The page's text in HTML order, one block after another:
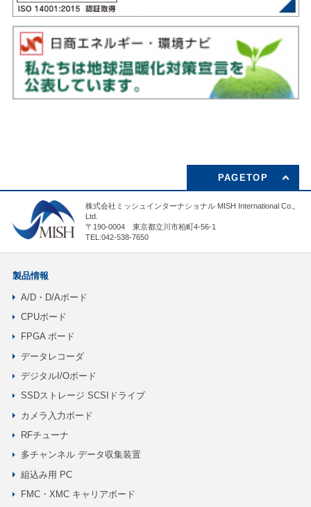
PAGETOP
株式会社ミッシュインターナショナル MISH International Co.,
Ltd.
〒190-0004 東京都立川市柏町4-56-1
TEL:042-538-7650
製品情報
A/D・D/Aボード
CPUボード
FPGA ボード
データレコーダ
デジタルI/Oボード
SSDストレージ SCSIドライブ
カメラ入力ボード
RFチューナ
多チャンネル データ収集装置
組込み用 PC
FMC・XMC キャリアボード